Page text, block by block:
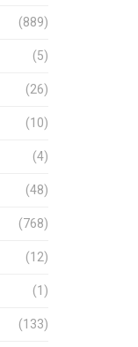
(889)
(5)
(26)
(10)
(4)
(48)
(768)
(12)
(1)
(133)